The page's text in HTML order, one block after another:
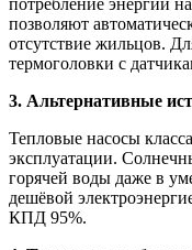
потребление энергии
позволяют
отсутствие жильцов.
термоголовки с
3. Альтернативные
Тепловые насосы
эксплуатации.
горячей воды даже в
дешёвой
КПД 95%.